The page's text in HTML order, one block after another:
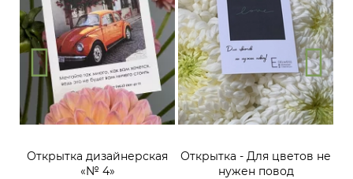
Открытка дизайнерская
«№ 4»
Открытка - Для цветов не
нужен повод